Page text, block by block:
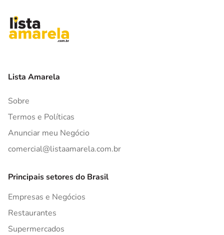
Lista Amarela
Sobre
Termos e Políticas
Anunciar meu Negócio
comercial@listaamarela.com.br
Principais setores do Brasil
Empresas e Negócios
Restaurantes
Supermercados